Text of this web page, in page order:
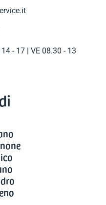
- 17 | VE 08.30 - 13